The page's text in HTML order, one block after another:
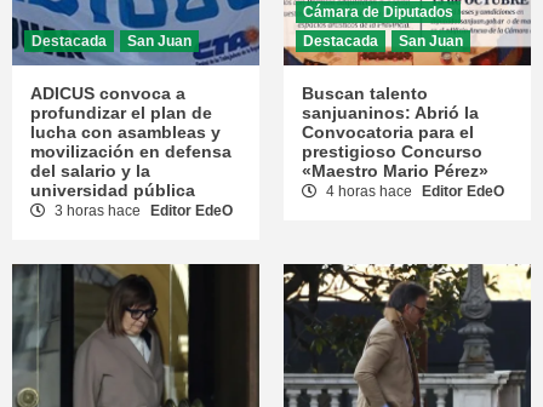
Destacada San Juan
ADICUS convoca a
profundizar el plan de
lucha con asambleas y
movilización en defensa
del salario y la
universidad pública
3 horas hace Editor EdeO
Cámara de Diputados
Destacada
San Juan
Buscan talento
sanjuaninos: Abrió la
Convocatoria para el
prestigioso Concurso
«Maestro Mario Pérez»
4 horas hace Editor EdeO